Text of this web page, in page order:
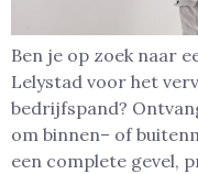
Ben je op zoek naar
Lelystad voor het
bedrijfspand?
om binnen– of
een complete gevel,